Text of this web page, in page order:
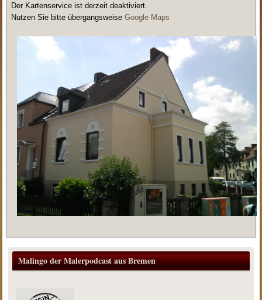
Der Kartenservice ist derzeit deaktiviert.
Nutzen Sie bitte übergangsweiseGoogle Maps
Malingo der Malerpodcast aus Bremen